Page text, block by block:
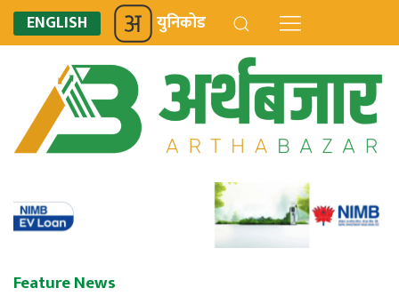
ENGLISH युनिकोड
Feature News